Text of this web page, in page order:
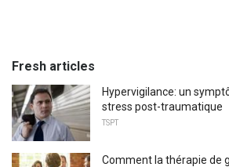
Fresh articles
Hypervigilance: un
stress post-traumatique
TSPT
Comment la thérapie de